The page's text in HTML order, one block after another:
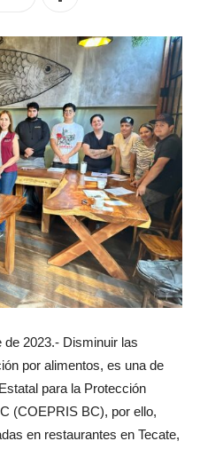
2023.- Disminuir las
por alimentos, es una de
para la Protección
(COEPRIS BC), por ello,
en restaurantes en Tecate,